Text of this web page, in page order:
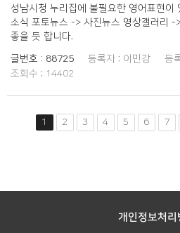
성남시청 누리집에 불필요한 영어표현이
소식 포토뉴스 -> 사진뉴스 영상갤러리 -
좋을 듯 합니다.
글번호 : 88725 등록자 : 이민강 등
조회수 : 14402
1 2 3 4 5 6 7
개인정보처리